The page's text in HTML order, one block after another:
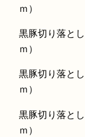
ｍ）
黒豚切り
ｍ）
黒豚切り
ｍ）
黒豚切り
ｍ）